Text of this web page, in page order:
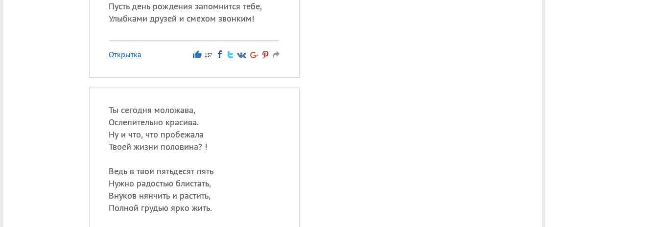
Пусть день рождения запомнится тебе,
Улыбками друзей и смехом звонким!
Открытка 137
Ты сегодня моложава,
Ослепительно красива.
Ну и что, что пробежала
Твоей жизни половина? !
Ведь в твои пятьдесят пять
Нужно радостью блистать,
Внуков нянчить и растить,
Полной грудью ярко жить.